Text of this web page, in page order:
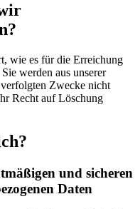
wie es für die Erreichung
werden aus unserer
Zwecke nicht
Recht auf Löschung
und sicheren
Daten